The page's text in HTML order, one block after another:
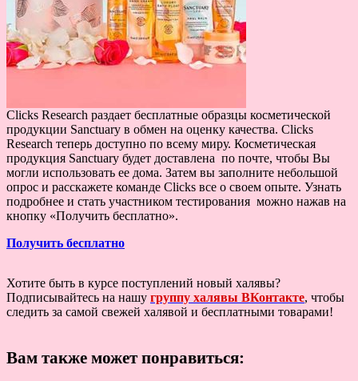
Clicks Research раздает бесплатные образцы косметической
продукции Sanctuary в обмен на оценку качества. Clicks
Research теперь доступно по всему миру. Косметическая
продукция Sanctuary будет доставлена по почте, чтобы Вы
могли использовать ее дома. Затем вы заполните небольшой
опрос и расскажете команде Clicks все о своем опыте. Узнать
подробнее и стать участником тестирования можно нажав на
кнопку «Получить бесплатно».
Получить бесплатно
Хотите быть в курсе поступлений новый халявы?
Подписывайтесь на нашу группу халявы ВКонтакте, чтобы
следить за самой свежей халявой и бесплатными товарами!
Вам также может понравиться: